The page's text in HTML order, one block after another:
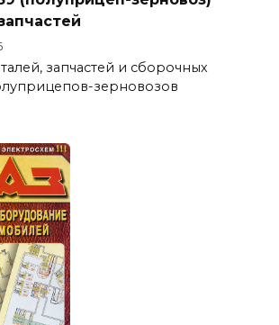
запчастей и сборочных
зерновозов